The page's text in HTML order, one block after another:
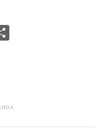
Share